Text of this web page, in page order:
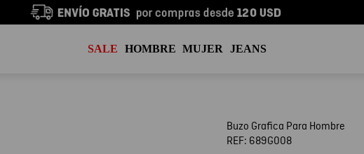
SALE HOMBRE MUJER JEANS
Buzo Grafica Para Hombre
REF: 689G008